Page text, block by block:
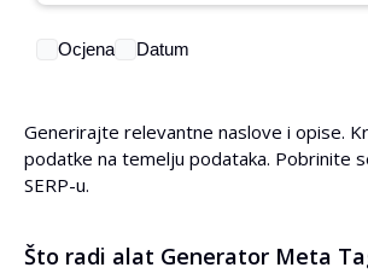
Ocjena Datum
Generirajte relevantne naslove i opise.
podatke na temelju podataka. Pobrinite
SERP-u.
Što radi alat Generator Meta